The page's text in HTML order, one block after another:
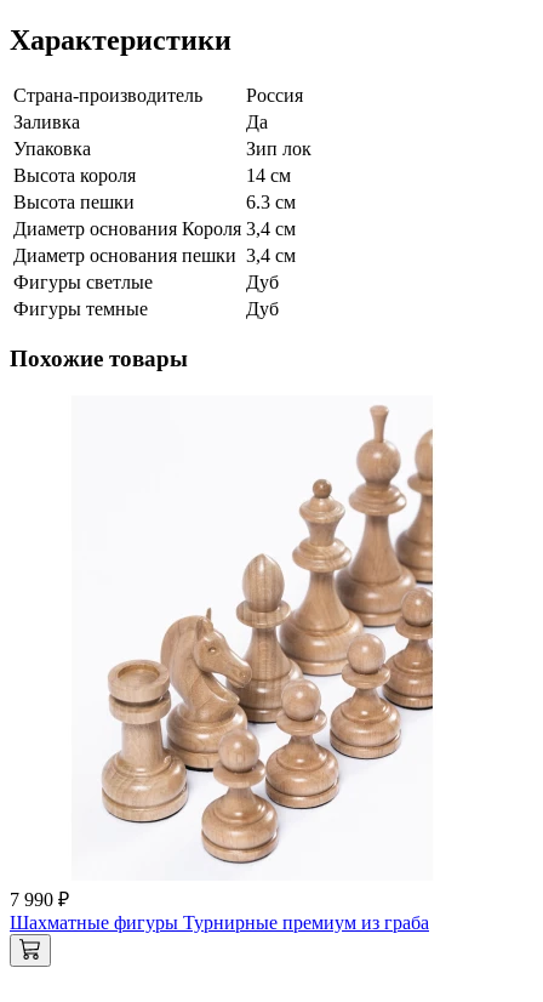
Характеристики
Страна-производитель
Россия
Заливка
Да
Упаковка
Зип лок
Высота короля
14 см
Высота пешки
6.3 см
Диаметр основания Короля 3,4 см
Диаметр основания пешки 3,4 см
Фигуры светлые
Дуб
Фигуры темные
Дуб
Похожие товары
7 990 ₽
Шахматные фигуры Турнирные премиум из граба